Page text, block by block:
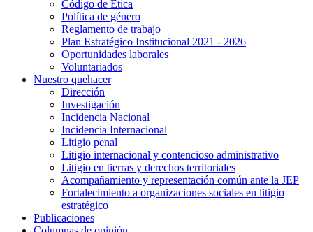
Código de Ética
Política de género
Reglamento de trabajo
Plan Estratégico Institucional 2021 - 2026
Oportunidades laborales
Voluntariados
Nuestro quehacer
Dirección
Investigación
Incidencia Nacional
Incidencia Internacional
Litigio penal
Litigio internacional y contencioso administrativo
Litigio en tierras y derechos territoriales
Acompañamiento y representación común ante la JEP
Fortalecimiento a organizaciones sociales en litigio
estratégico
Publicaciones